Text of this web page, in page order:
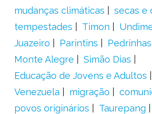
mudanças climáticas
secas e
tempestades
Timon
Juazeiro
Parintins
Pedrinhas
Monte Alegre
Simão Dias
Educação de Jovens e Adultos
Venezuela
migração
povos originários
Taurepang